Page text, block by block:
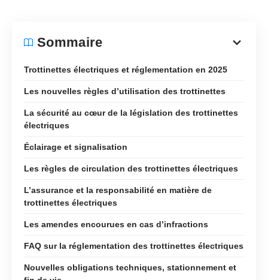
Sommaire
Trottinettes électriques et réglementation en 2025
Les nouvelles règles d’utilisation des trottinettes
La sécurité au cœur de la législation des trottinettes
électriques
Éclairage et signalisation
Les règles de circulation des trottinettes électriques
L’assurance et la responsabilité en matière de
trottinettes électriques
Les amendes encourues en cas d’infractions
FAQ sur la réglementation des trottinettes électriques
Nouvelles obligations techniques, stationnement et